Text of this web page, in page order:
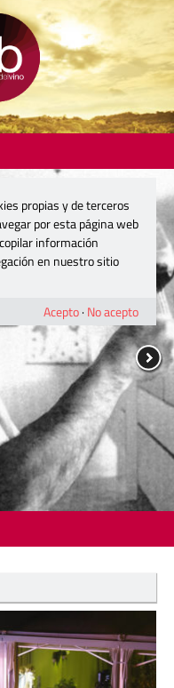
propias y de terceros
por esta página web
información
en nuestro sitio
Acepto· No acepto